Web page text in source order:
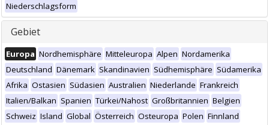
Niederschlagsform
Gebiet
Europa Nordhemisphäre Mitteleuropa Alpen Nordamerika
Deutschland Dänemark Skandinavien Südhemisphäre Südamerika
Afrika Ostasien Südasien Australien Niederlande Frankreich
Italien/Balkan Spanien Türkei/Nahost Großbritannien Belgien
Schweiz Island Global Österreich Osteuropa Polen Finnland